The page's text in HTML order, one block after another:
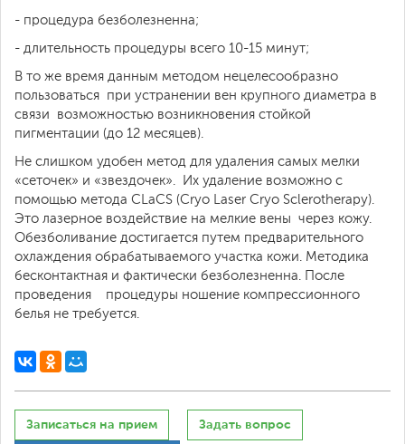
- процедура безболезненна;
- длительность процедуры всего 10-15 минут;
В то же время данным методом нецелесообразно
пользоваться при устранении вен крупного диаметра в
связи возможностью возникновения стойкой
пигментации (до 12 месяцев).
Не слишком удобен метод для удаления самых мелки
«сеточек» и «звездочек». Их удаление возможно с
помощью метода CLaCS (Cryo Laser Cryo Sclerotherapy).
Это лазерное воздействие на мелкие вены через кожу.
Обезболивание достигается путем предварительного
охлаждения обрабатываемого участка кожи. Методика
бесконтактная и фактически безболезненна. После
проведения процедуры ношение компрессионного
белья не требуется.
Записаться на прием Задать вопрос